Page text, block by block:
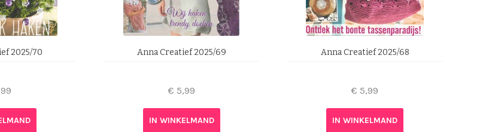
2025/70 Anna Creatief 2025/69
€ 5,99
IN WINKELMAND
Anna Creatief 2025/68
€ 5,99
IN WINKELMAND